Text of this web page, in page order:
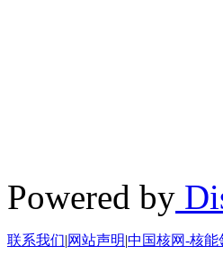
Powered by
联系我们|网站声明|中国核网-核